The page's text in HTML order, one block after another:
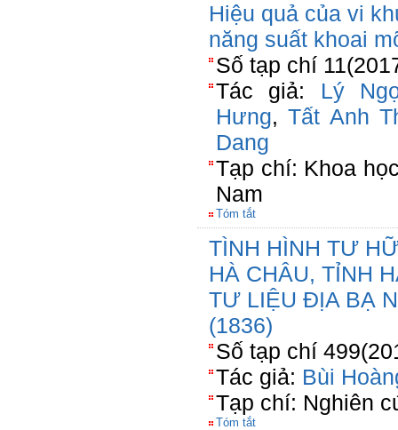
Hiệu quả của vi
năng suất khoai
Số tạp chí
Tác giả: Lý
Hưng,Tất Anh
Dang
Tạp chí: Khoa
Nam
Tóm tắt
TÌNH HÌNH TƯ
HÀ CHÂU, TỈNH
TƯ LIỆU ĐỊA BẠ
(1836)
Số tạp chí
Tác giả: Bùi
Tạp chí: Nghiên
Tóm tắt